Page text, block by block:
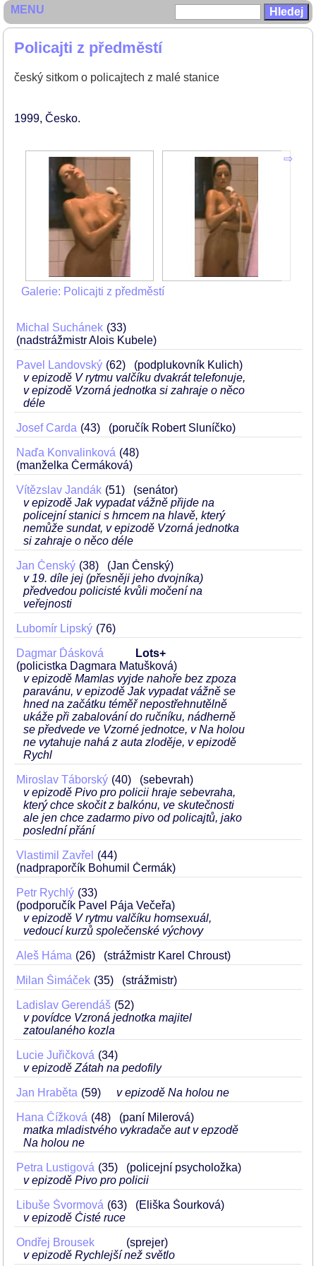
Policajti z předměstí
český sitkom o policajtech z malé stanice
1999 Česko
Galerie: Policajti z předměstí
Michal Suchánek 33
(nadstrážmistr Alois Kubele)
Pavel Landovský 62
(podplukovník Kulich)
v epizodě V rytmu valčíku dvakrát telefonuje,
v epizodě Vzorná jednotka si zahraje o něco
déle
Josef Carda 43 (poručík Robert Sluníčko)
Naďa Konvalinková
48
(manželka Čermáková)
Vítězslav Jandák 51
(senátor)
v epizodě Jak vypadat vážně přijde na
policejní stanici s hrncem na hlavě, který
nemůže sundat, v epizodě Vzorná jednotka
si zahraje o něco déle
Jan Čenský 38
(Jan Čenský)
v 19. díle jej (přesněji jeho dvojníka)
předvedou policisté kvůli močení na
veřejnosti
Lubomír Lipský 76
Dagmar Ďásková
Lots+
(policistka Dagmara Matušková)
v epizodě Mamlas vyjde nahoře bez zpoza
paravánu, v epizodě Jak vypadat vážně se
hned na začátku téměř nepostřehnutělně
ukáže při zabalování do ručníku, nádherně
se předvede ve Vzorné jednotce, v Na holou
ne vytahuje nahá z auta zloděje, v epizodě
Rychl
Miroslav Táborský 40
(sebevrah)
v epizodě Pivo pro policii hraje sebevraha,
který chce skočit z balkónu, ve skutečnosti
ale jen chce zadarmo pivo od policajtů, jako
poslední přání
Vlastimil Zavřel
44
(nadpraporčík Bohumil Čermák)
Petr Rychlý 33
(podporučík Pavel Pája Večeřa)
v epizodě V rytmu valčíku homsexuál,
vedoucí kurzů společenské výchovy
Aleš Háma 26 (strážmistr Karel Chroust)
Milan Šimáček 35 (strážmistr)
Ladislav Gerendáš 52
v povídce Vzroná jednotka majitel
zatoulaného kozla
Lucie Juřičková
34
v epizodě Zátah na pedofily
Jan Hraběta 59 v epizodě Na holou ne
Hana Čížková 48
(paní Milerová)
matka mladistvého vykradače aut v epzodě
Na holou ne
Petra Lustigová 35
(policejní psycholožka)
v epizodě Pivo pro policii
Libuše Švormová 63
(Eliška Šourková)
v epizodě Čisté ruce
Ondřej Brousek
(sprejer)
v epizodě Rychlejší než světlo
MENU